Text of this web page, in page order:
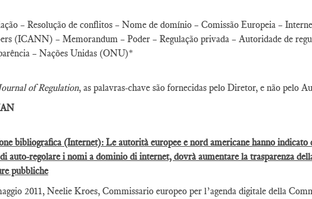
– Resolução de conflitos – Nome de domínio – Comissão Europeia –
(ICANN) – Memorandum – Poder – Regulação privada – Autoridade de
– Nações Unidas (ONU)*
of Regulation, as palavras-chave são fornecidas pelo Diretor, e não pelo
bibliografica (Internet): Le autorità europee e nord americane hanno
auto-regolare i nomi a dominio di internet, dovrà aumentare la trasparenza
pubbliche
2011, Neelie Kroes, Commissario europeo per l’agenda digitale della